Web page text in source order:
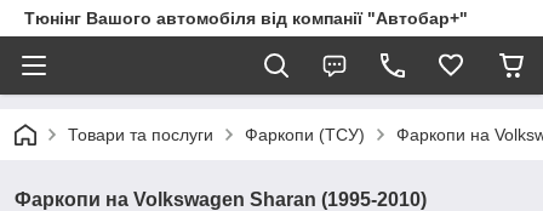
Тюнінг Вашого автомобіля від компанії "Автобар+"
Товари та послуги Фаркопи (ТСУ) Фаркопи на
Фаркопи на Volkswagen Sharan (1995-2010)